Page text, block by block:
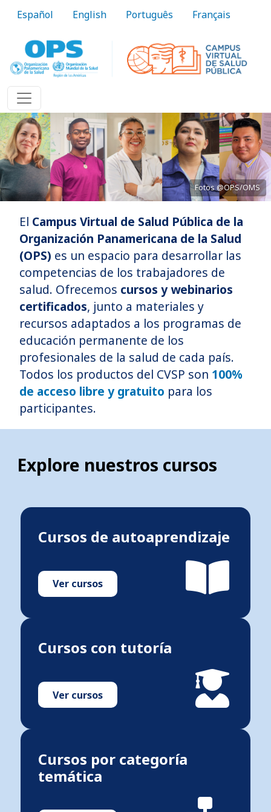
Español English Português Français
Acercando el conocimiento a la práctica
Conozca más
Fotos @OPS/OMS
El Campus Virtual de Salud Pública de la
Organización Panamericana de la Salud
(OPS) es un espacio para desarrollar las
competencias de los trabajadores de
salud. Ofrecemos cursos y webinarios
certificados, junto a materiales y
recursos adaptados a los programas de
educación permanente de los
profesionales de la salud de cada país.
Todos los productos del CVSP son 100%
de acceso libre y gratuito para los
participantes.
Explore nuestros cursos
Cursos de autoaprendizaje
Ver cursos
Cursos con tutoría
Ver cursos
Cursos por categoría
temática